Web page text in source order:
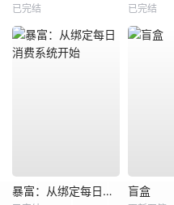
已完结 已完结
暴富：从绑定每日消费系统开始 盲盒